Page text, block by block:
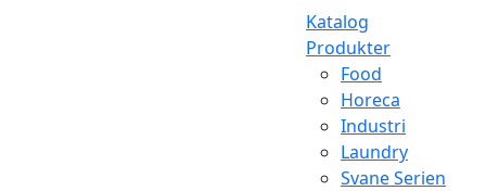
Katalog
Produkter
Food
Horeca
Industri
Laundry
Svane Serien